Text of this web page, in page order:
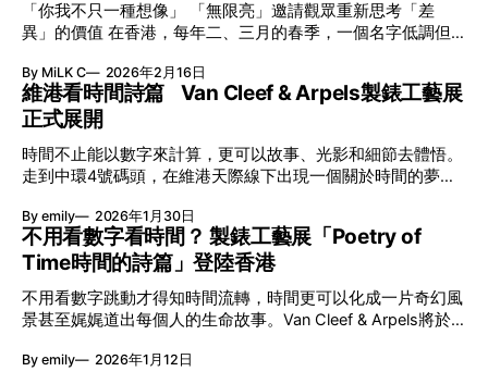
「你我不只一種想像」 「無限亮」邀請觀眾重新思考「差
異」的價值 在香港，每年二、三月的春季，一個名字低調但
節與香港賽馬會慈善信託基金聯合呈獻，以共融藝術為核心，
八年來不只是帶來無數來自世界各地的優秀節目，更致力於在
本地建立屬於香港的共融創作生態。今年更首度與本地兩大旗
艦藝團強強聯手打造兩部深具意義的作品《遊延》及《弦上光
影》，展開一場前所未有的藝術對話，擦下多元藝術下的流動
能量，全面開展一場無界限嘅藝術旅程。 第八屆「無限亮」
以「你我不只一種想像」為題，從共融角度重新思索「差異」
的價值。不同能力人士是社會多樣性的一部分。每人皆擁有
「不同」能力與特質，當我們一齊生活、一齊創作、互相啟
發，偏見與界線，也自然被藝術溶化。 「無限亮」2026精彩
節目包括: 2月27日至3月1日：帕拉管弦樂團《無邊狂想曲》/
音樂‧舞蹈 (開幕節目) 2月28日至3月1日：
By MiLK C 2026年2月16日
維港看時間詩篇 Van Cleef & Arpels製錶工藝展
正式展開
時間不止能以數字來計算，更可以故事、光影和細節去體悟。
走到中環4號碼頭，在維港天際線下出現一個關於時間的夢幻
覽。由即日至2月8日期間舉行，世家把一貫低調精緻的製錶語
言搬離傳統店舖，放進公共場域，讓時間不只是腕上的個人物
件，而是一場可以與他人一同經歷的詩意旅程。 在碼頭打開
「時間詩集」 走進展場尤如翻開一本時間詩集，藉由不同主
題呈現時間的無限想像。Van Cleef & Arpels的腕錶從來不是
由單純的機械與數字堆砌，更像是腕上的動人故事。 世家以
精湛的製錶技術與敘事美學為核心，讓每一枚腕錶都超越單純
報時的功能，而是把稍縱即逝的瞬間凝結成可以反覆閱讀的畫
By emily 2026年1月30日
不用看數字看時間？ 製錶工藝展「Poetry of
Time時間的詩篇」登陸香港
不用看數字跳動才得知時間流轉，時間更可以化成一片奇幻風
景甚至娓娓道出每個人的生命故事。Van Cleef & Arpels將於1
詩篇」展覽，邀請大家走進由愛情故事、詩意星象、迷人自然
By emily 2026年1月12日